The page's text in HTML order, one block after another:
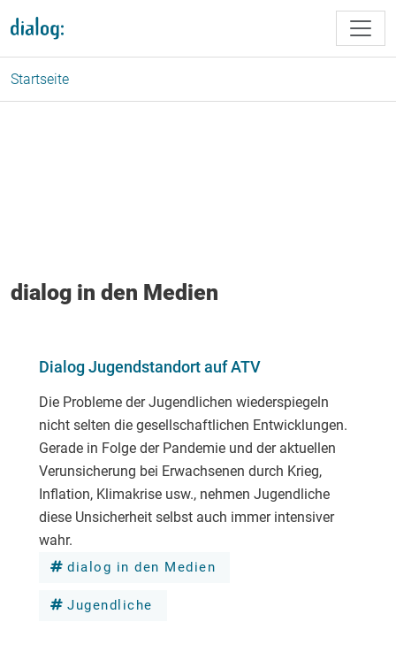
Startseite
dialog in den Medien
Dialog Jugendstandort auf ATV
Die Probleme der Jugendlichen wiederspiegeln
nicht selten die gesellschaftlichen Entwicklungen.
Gerade in Folge der Pandemie und der aktuellen
Verunsicherung bei Erwachsenen durch Krieg,
Inflation, Klimakrise usw., nehmen Jugendliche
diese Unsicherheit selbst auch immer intensiver
wahr.
dialog in den Medien
Jugendliche